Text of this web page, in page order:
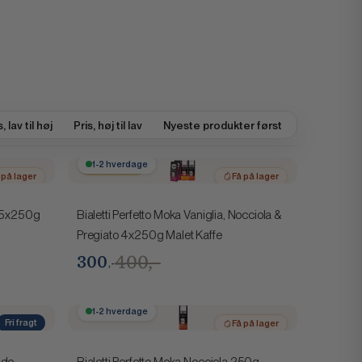
lav til høj Pris, høj til lav Nyeste produkter først
på lager Få på lager
1-2 hverdage
Spar 100,-
300,-400,-
Bialetti Perfetto Moka Vaniglia, Nocciola &
Pregiato 4x250g Malet Kaffe
Fri fragt
Få på lager
1-2 hverdage